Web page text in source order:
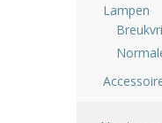
Lampen